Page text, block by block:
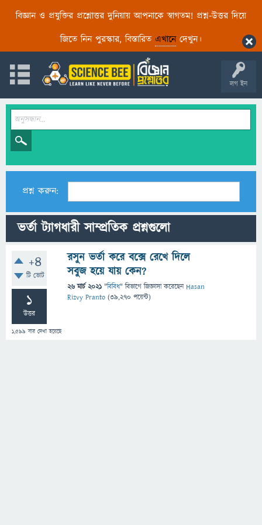
বিজ্ঞান ও প্রযুক্তির প্রশ্নোত্তর দুনিয়ায় আপনাকে স্বাগতম! প্রশ্ন-উত্তর দিয়ে
জিতে নিন পুরস্কার, বিস্তারিত এখানেদেখুন।
লগ ইন
প্রশ্ন করুন:
ভর্তা ট্যাগধারী সাম্প্রতিক প্রশ্নগুলো
+4
টি ভোট
1
উত্তর
1,599 বার দেখা হয়েছে
রসুন ভর্তা করে বক্সে রেখে দিলে
সবুজ হয়ে যায় কেন?
26 মার্চ 2021 "বিবিধ" বিভাগে জিজ্ঞাসাকরেছেনHasan
Rizvy Pranto (39,270 পয়েন্ট)